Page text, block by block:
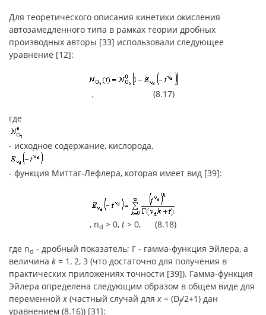
Для теоретического описания кинетики окисления
автозамедленного типа в рамках теории дробных
производных авторы [33] использовали следующее
уравнение [12]:
, (8.17)
где
- исходное содержание, кислорода,
- функция Миттаг-Лефлера, которая имеет вид [39]:
, nd > 0, t > 0, (8.18)
где nd - дробный показатель; Г - гамма-функция Эйлера, а
величина k = 1, 2, 3 (что достаточно для получения в
практических приложениях точности [39]). Гамма-функция
Эйлера определена следующим образом в общем виде для
переменнойх (частный случай длях = (Df/2+1) дан
уравнением (8.16)) [31]: